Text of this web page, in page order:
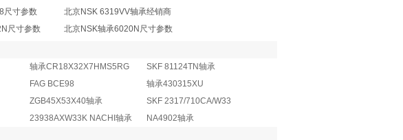
尺寸参数
北京NSK 6319VV轴承经销商
尺寸参数 北京NSK轴承6020N尺寸参数
轴承CR18X32X7HMS5RG
SKF 81124TN轴承
FAG BCE98
轴承430315XU
ZGB45X53X40轴承
SKF 2317/710CA/W33
23938AXW33K NACHI轴承 NA4902轴承